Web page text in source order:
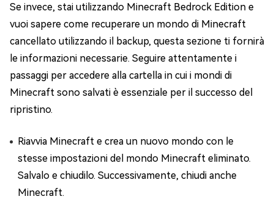
Se invece, stai utilizzando Minecraft Bedrock Edition e
vuoi sapere come recuperare un mondo di Minecraft
cancellato utilizzando il backup, questa sezione ti fornirà
le informazioni necessarie. Seguire attentamente i
passaggi per accedere alla cartella in cui i mondi di
Minecraft sono salvati è essenziale per il successo del
ripristino.
Riavvia Minecraft e crea un nuovo mondo con le
stesse impostazioni del mondo Minecraft eliminato.
Salvalo e chiudilo. Successivamente, chiudi anche
Minecraft.